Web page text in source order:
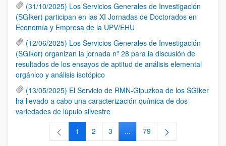
(31/10/2025) Los Servicios Generales de Investigación
(SGIker) participan en las XI Jornadas de Doctorados en
Economía y Empresa de la UPV/EHU
(12/06/2025) Los Servicios Generales de Investigación
(SGIker) organizan la jornada nº 28 para la discusión de
resultados de los ensayos de aptitud de análisis elemental
orgánico y análisis isotópico
(13/05/2025) El Servicio de RMN-Gipuzkoa de los SGIker
ha llevado a cabo una caracterización química de dos
variedades de lúpulo silvestre
Página
1 Página
2 Página
3 ...Páginas intermedias Use TAB
Página
79